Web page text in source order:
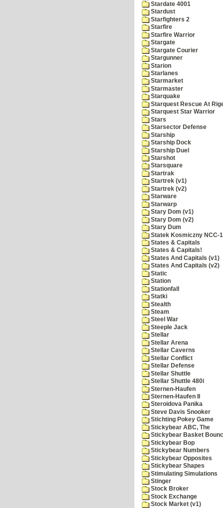
Stardate 4001
Stardust
Starfighters 2
Starfire
Starfire Warrior
Stargate
Stargate Courier
Stargunner
Starion
Starlanes
Starmarket
Starmaster
Starquake
Starquest Rescue At
Starquest Star Warrior
Stars
Starsector Defense
Starship
Starship Dock
Starship Duel
Starshot
Starsquare
Startrak
Startrek (v1)
Startrek (v2)
Starware
Starwarp
Stary Dom (v1)
Stary Dom (v2)
Stary Dum
Statek Kosmiczny NCC-
States & Capitals
States & Capitals!
States And Capitals (v1)
States And Capitals (v2)
Static
Station
Stationfall
Statki
Stealth
Steam
Steel War
Steeple Jack
Stellar
Stellar Arena
Stellar Caverns
Stellar Conflict
Stellar Defense
Stellar Shuttle
Stellar Shuttle 480i
Sternen-Haufen
Sternen-Haufen II
Steroidova Panika
Steve Davis Snooker
Stichting Pokey Game
Stickybear ABC, The
Stickybear Basket
Stickybear Bop
Stickybear Numbers
Stickybear Opposites
Stickybear Shapes
Stimulating Simulations
Stinger
Stock Broker
Stock Exchange
Stock Market (v1)